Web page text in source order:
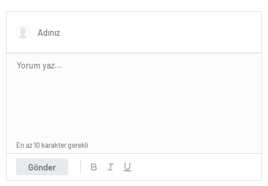
açıklama geldi
Gönder
En az 10 karakter gerekli